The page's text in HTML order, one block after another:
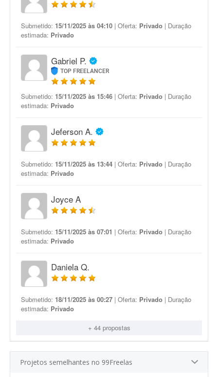
Submetido: 15/11/2025 às 04:10 | Oferta: Privado | Duração
estimada: Privado
Gabriel P.
TOP FREELANCER
Submetido: 15/11/2025 às 15:46 | Oferta: Privado | Duração
estimada: Privado
Jeferson A.
Submetido: 15/11/2025 às 13:44 | Oferta: Privado | Duração
estimada: Privado
Joyce A
Submetido: 15/11/2025 às 07:01 | Oferta: Privado | Duração
estimada: Privado
Daniela Q.
Submetido: 18/11/2025 às 00:27 | Oferta: Privado | Duração
estimada: Privado
+ 44 propostas
Projetos semelhantes no 99Freelas